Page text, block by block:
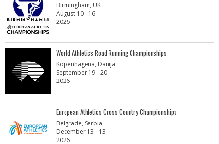
Birmingham, UK
August 10 - 16
2026
World Athletics Road Running Championships
Kopenhāgena, Dānija
September 19 - 20
2026
European Athletics Cross Country Championships
Belgrade, Serbia
December 13 - 13
2026